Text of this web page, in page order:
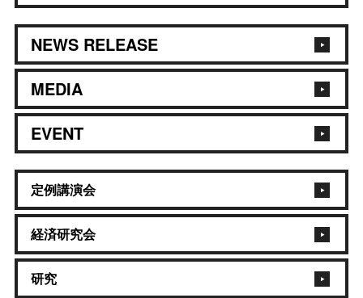
NEWS RELEASE
MEDIA
EVENT
定例講演会
経済研究会
研究